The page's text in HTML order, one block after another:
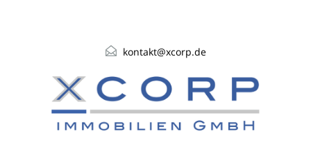
kontakt@xcorp.de